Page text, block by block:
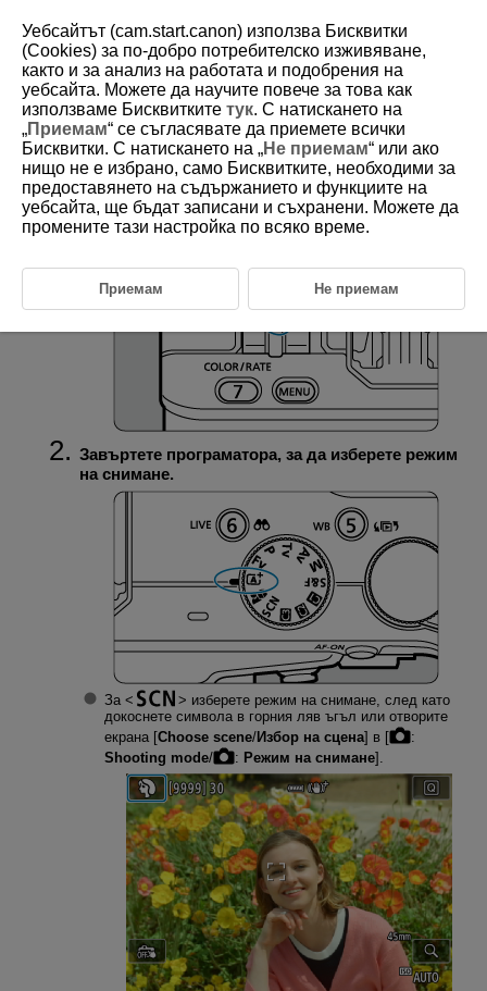
D388-042
Задаване на режима на снимане
Поставете превключвателя за заснемане на
снимки/запис на видео в позиция
Завъртете програматора, за да изберете режим
на снимане.
За
изберете режим на снимане, след като
докоснете символа в горния ляв ъгъл или отворите
екрана [Choose scene/Избор на сцена] в [
:
Shooting mode/ : Режим на снимане].
Уебсайтът (cam.start.canon) използва Бисквитки
(Cookies) за по-добро потребителско изживяване,
както и за анализ на работата и подобрения на
уебсайта. Можете да научите повече за това как
използваме Бисквитките тук. С натискането на
„Приемам“ се съгласявате да приемете всички
Бисквитки. С натискането на „Не приемам“ или ако
нищо не е избрано, само Бисквитките, необходими за
предоставянето на съдържанието и функциите на
уебсайта, ще бъдат записани и съхранени. Можете да
промените тази настройка по всяко време.
Приемам Не приемам